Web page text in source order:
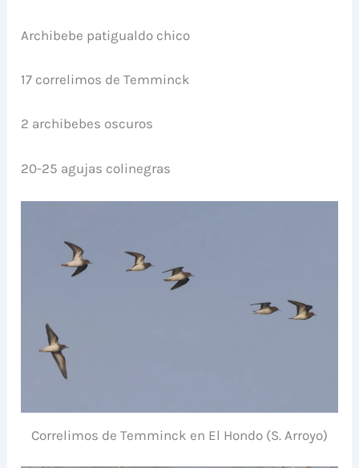
Archibebe patigualdo chico
17 correlimos de Temminck
2 archibebes oscuros
20-25 agujas colinegras
Correlimos de Temminck en El Hondo (S. Arroyo)